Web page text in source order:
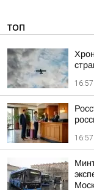
ТОП
16:57
16:57